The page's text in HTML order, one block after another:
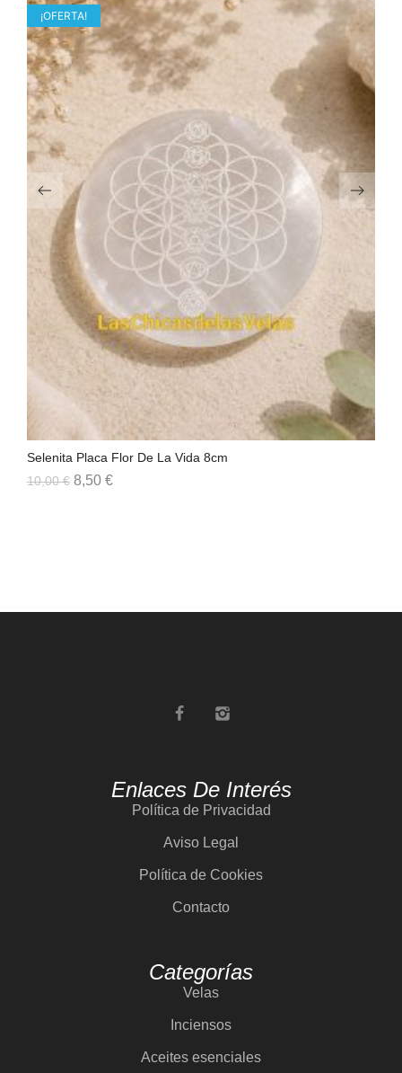
¡OFERTA!
Selenita Placa Flor De La Vida 8cm
10,00€ 8,50 €
Enlaces De Interés
Política de Privacidad
Aviso Legal
Política de Cookies
Contacto
Categorías
Velas
Inciensos
Aceites esenciales